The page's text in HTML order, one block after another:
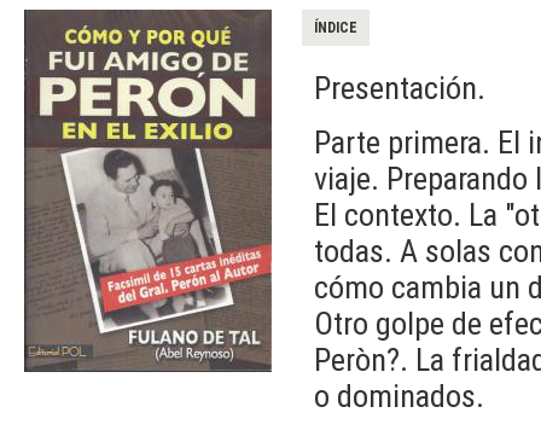
ÍNDICE
Presentación.
Parte primera. El
viaje. Preparando
El contexto. La
todas. A solas
cómo cambia un
Otro golpe de
Peròn?. La
o dominados.